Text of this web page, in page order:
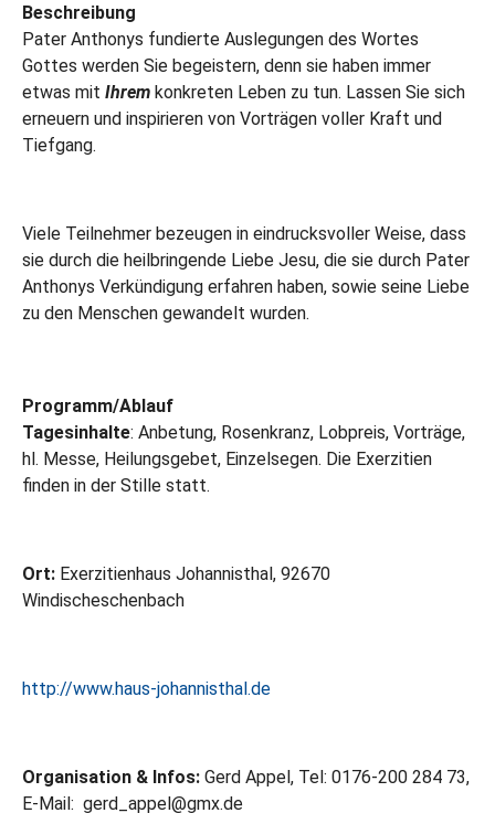
Beschreibung
Pater Anthonys fundierte Auslegungen des Wortes
Gottes werden Sie begeistern, denn sie haben immer
etwas mit Ihrem konkreten Leben zu tun. Lassen Sie sich
erneuern und inspirieren von Vorträgen voller Kraft und
Tiefgang.
Viele Teilnehmer bezeugen in eindrucksvoller Weise, dass
sie durch die heilbringende Liebe Jesu, die sie durch Pater
Anthonys Verkündigung erfahren haben, sowie seine Liebe
zu den Menschen gewandelt wurden.
Programm/Ablauf
Tagesinhalte: Anbetung, Rosenkranz, Lobpreis, Vorträge,
hl. Messe, Heilungsgebet, Einzelsegen. Die Exerzitien
finden in der Stille statt.
Ort: Exerzitienhaus Johannisthal, 92670
Windischeschenbach
http://www.haus-johannisthal.de
Organisation & Infos: Gerd Appel, Tel: 0176-200 284 73,
E-Mail: gerd_appel@gmx.de